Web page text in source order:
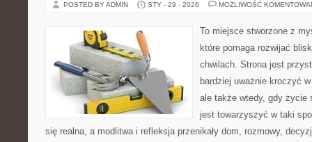
POSTED BY ADMIN STY - 29 - 2026 MOŻLIWOŚĆ
To miejsce stworzone z
które pomaga rozwijać
chwilach. Strona jest
bardziej uważnie kroczyć
ale także wtedy, gdy życie
jest towarzyszyć w taki
się realna, a modlitwa i refleksja przenikały dom, rozmowy,